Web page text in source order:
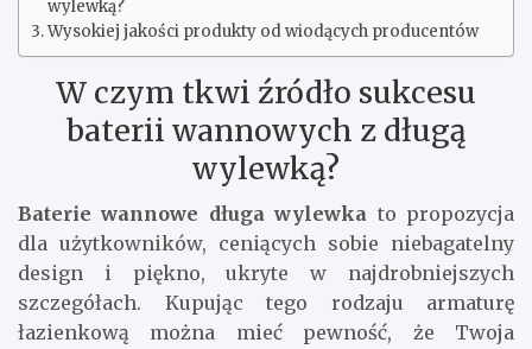
wylewką?
Wysokiej jakości produkty od wiodących producentów
W czym tkwi źródło sukcesu
baterii wannowych z długą
wylewką?
Baterie wannowe długa wylewka to propozycja
dla użytkowników, ceniących sobie niebagatelny
design i piękno, ukryte w najdrobniejszych
szczegółach. Kupując tego rodzaju armaturę
łazienkową można mieć pewność, że Twoja